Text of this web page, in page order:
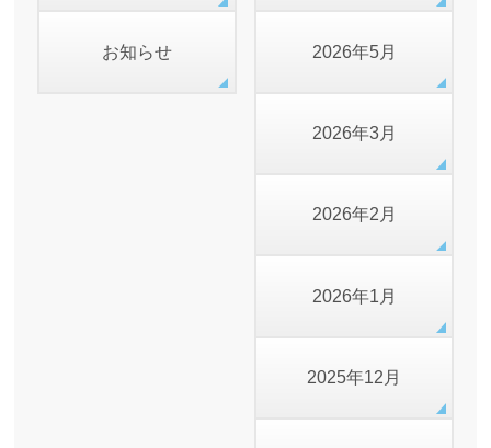
お知らせ 2026年5月
2026年3月
2026年2月
2026年1月
2025年12月